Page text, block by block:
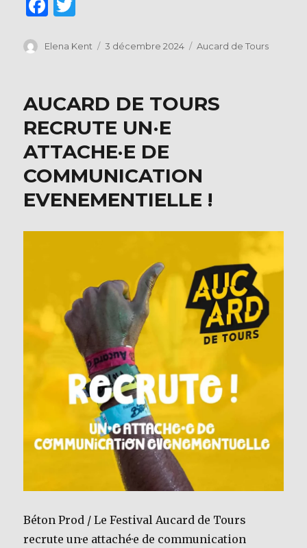
F
c
b
o
o
k
it
r
Auteur
Elena Kent
Publié
3 décembre 2024 Catégories
Aucard de Tours
AUCARD DE TOURS
RECRUTE UN·E
ATTACHE·E DE
COMMUNICATION
EVENEMENTIELLE !
Béton Prod / Le Festival Aucard de Tours
recrute un·e attaché·e de communication